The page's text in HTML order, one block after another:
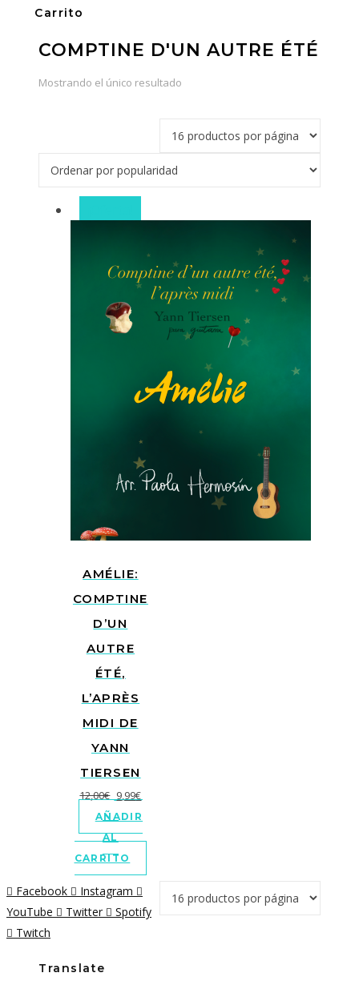
Carrito
COMPTINE D'UN AUTRE ÉTÉ
Mostrando el único resultado
AMÉLIE:
COMPTINE
D’UN
AUTRE
ÉTÉ,
L’APRÈS
MIDI DE
YANN
TIERSEN
12,00€ El
precio
original
era:
12,00€.
9,99€El
precio
actual
9,99€.
AÑADIR
AL
CARRITO
Facebook
Instagram
YouTube
Twitter
Spotify
Twitch
Translate